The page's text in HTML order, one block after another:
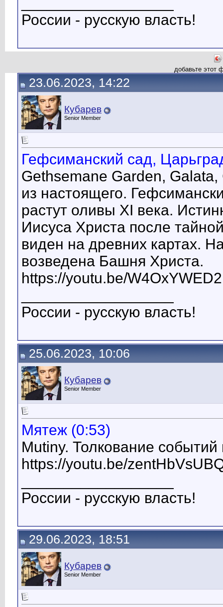
России - русскую власть!
добавьте этот
23.06.2023, 14:22
Кубарев
Senior Member
Гефсиманский сад,
Gethsemane Garden,
из настоящего.
растут оливы XI века.
Иисуса Христа после
виден на древних картах.
возведена Башня Христа.
https://youtu.be/
России - русскую власть!
25.06.2023, 10:06
Кубарев
Senior Member
Мятеж (0:53)
Mutiny. Толкование
https://youtu.be/
России - русскую власть!
29.06.2023, 18:51
Кубарев
Senior Member